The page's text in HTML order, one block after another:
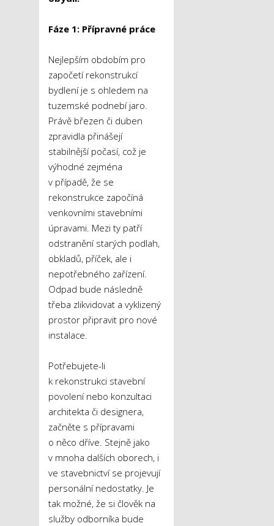
Fáze 1: Přípravné práce
Nejlepším obdobím pro
započetí rekonstrukcí
bydlení je s ohledem na
tuzemské podnebí jaro.
Právě březen či duben
zpravidla přinášejí
stabilnější počasí, což je
výhodné zejména
v případě, že se
rekonstrukce započíná
venkovními stavebními
úpravami. Mezi ty patří
odstranění starých podlah,
obkladů, příček, ale i
nepotřebného zařízení.
Odpad bude následně
třeba zlikvidovat a vyklizený
prostor připravit pro nové
instalace.
Potřebujete-li
k rekonstrukci stavební
povolení nebo konzultaci
architekta či designera,
začněte s přípravami
o něco dříve. Stejně jako
v mnoha dalších oborech, i
ve stavebnictví se projevují
personální nedostatky. Je
tak možné, že si člověk na
služby odborníka bude